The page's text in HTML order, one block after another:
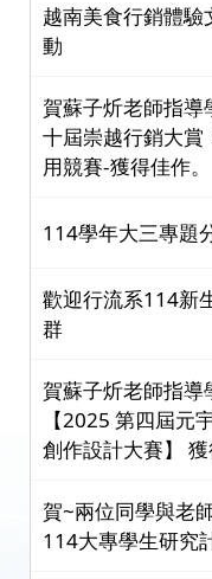
越南美食行銷體驗
動
賀蘇子炘老師指導
十屆崇越行銷大賞
用競賽-獲得佳作。
114學年大三專題
歡迎行流系114新
群
賀蘇子炘老師指導
【2025 第四屆元
創作設計大賽】
賀~兩位同學與老
114大專學生研究